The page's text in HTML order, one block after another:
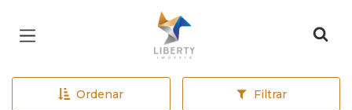
Página inicial
Ordenar Filtrar